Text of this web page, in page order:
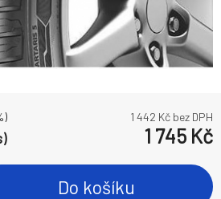
1 442 Kč bez DPH
1 745 Kč
Do košíku